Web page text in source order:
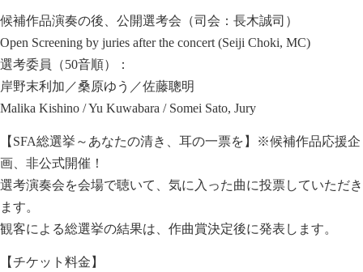
候補作品演奏の後、公開選考会（司会：長木誠司）
Open Screening by juries after the concert (Seiji Choki, MC)
選考委員（50音順）：
岸野末利加／桑原ゆう／佐藤聰明
Malika Kishino / Yu Kuwabara / Somei Sato, Jury
【SFA総選挙～あなたの清き、耳の一票を】※候補作品応援企
画、非公式開催！
選考演奏会を会場で聴いて、気に入った曲に投票していただき
ます。
観客による総選挙の結果は、作曲賞決定後に発表します。
【チケット料金】